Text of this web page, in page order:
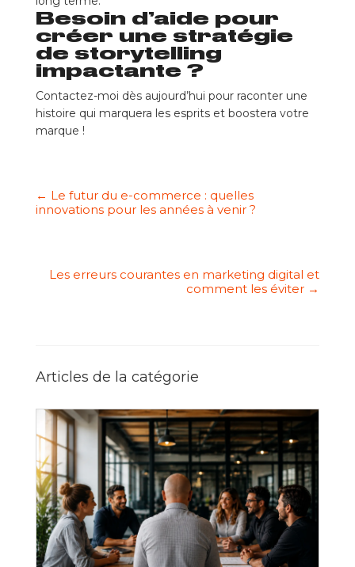
Besoin d’aide pour
créer une stratégie
de storytelling
impactante ?
Contactez-moi dès aujourd’hui pour raconter une
histoire qui marquera les esprits et boostera votre
marque !
← Le futur du e-commerce : quelles
innovations pour les années à venir ?
Les erreurs courantes en marketing digital et
comment les éviter →
Articles de la catégorie